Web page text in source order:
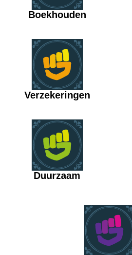
Boekhouden
Verzekeringen
Duurzaam